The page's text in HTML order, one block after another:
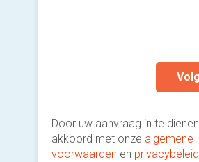
Door uw aanvraag in te
akkoord met onze algemene
voorwaarden en privacybeleid